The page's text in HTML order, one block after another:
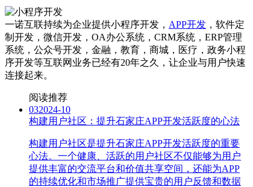
一诺互联持续为企业提供小程序开发， APP开发 ，软件定
制开发，微信开发，OA办公系统，CRM系统，ERP管理
系统，公众号开发，金融，教育，商城，医疗，政务小程
序开发等互联网业务已经有20年之久，让企业与用户快速
连接起来。
阅读推荐
032024-10
构建用户社区：提升石家庄APP开发活跃度的心法
构建用户社区是提升石家庄APP开发活跃度的重要
心法。一个健康、活跃的用户社区不仅能够为用户
提供丰富的交流平台和价值共享空间，还能为APP
的持续优化和市场推广提供宝贵的用户反馈和数据